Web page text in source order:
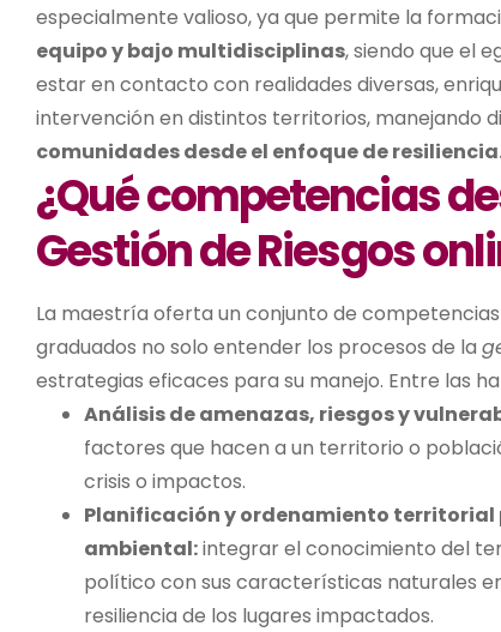
especialmente valioso, ya que permite la
equipo y bajo multidisciplinas, siendo que el
estar en contacto con realidades diversas,
intervención en distintos territorios, manejando
comunidades desde el enfoque de
¿Qué competencias
Gestión de Riesgos
La maestría oferta un conjunto de competencias
graduados no solo entender los procesos de la
estrategias eficaces para su manejo. Entre las
Análisis de amenazas, riesgos y
factores que hacen a un territorio o
crisis o impactos.
Planificación y ordenamiento
ambiental:integrar el conocimiento del
político con sus características naturales
resiliencia de los lugares impactados.